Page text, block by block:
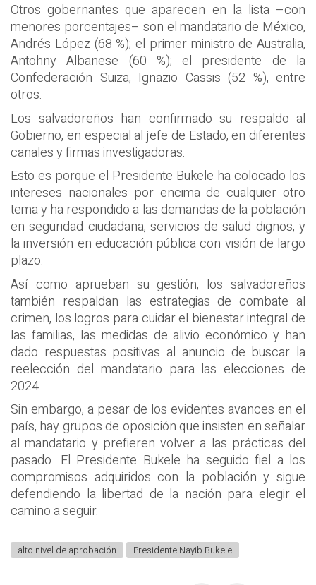
Otros gobernantes que aparecen en la lista –con
menores porcentajes– son el mandatario de México,
Andrés López (68 %); el primer ministro de Australia,
Antohny Albanese (60 %); el presidente de la
Confederación Suiza, Ignazio Cassis (52 %), entre
otros.
Los salvadoreños han confirmado su respaldo al
Gobierno, en especial al jefe de Estado, en diferentes
canales y firmas investigadoras.
Esto es porque el Presidente Bukele ha colocado los
intereses nacionales por encima de cualquier otro
tema y ha respondido a las demandas de la población
en seguridad ciudadana, servicios de salud dignos, y
la inversión en educación pública con visión de largo
plazo.
Así como aprueban su gestión, los salvadoreños
también respaldan las estrategias de combate al
crimen, los logros para cuidar el bienestar integral de
las familias, las medidas de alivio económico y han
dado respuestas positivas al anuncio de buscar la
reelección del mandatario para las elecciones de
2024.
Sin embargo, a pesar de los evidentes avances en el
país, hay grupos de oposición que insisten en señalar
al mandatario y prefieren volver a las prácticas del
pasado. El Presidente Bukele ha seguido fiel a los
compromisos adquiridos con la población y sigue
defendiendo la libertad de la nación para elegir el
camino a seguir.
alto nivel de aprobación Presidente Nayib Bukele